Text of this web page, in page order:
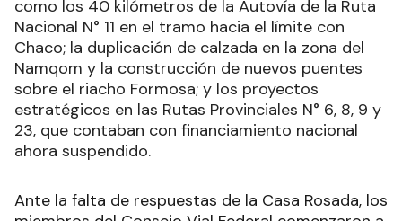
como los 40 kilómetros de la Autovía de la Ruta
Nacional N° 11 en el tramo hacia el límite con
Chaco; la duplicación de calzada en la zona del
Namqom y la construcción de nuevos puentes
sobre el riacho Formosa; y los proyectos
estratégicos en las Rutas Provinciales N° 6, 8, 9 y
23, que contaban con financiamiento nacional
ahora suspendido.
Ante la falta de respuestas de la Casa Rosada, los